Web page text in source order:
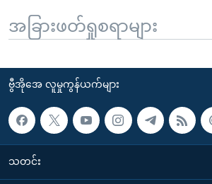
အခြားဖတ်ရှုစရာများ
ဗွီအိုအေ လူမှုကွန်ယက်များ
သတင်း